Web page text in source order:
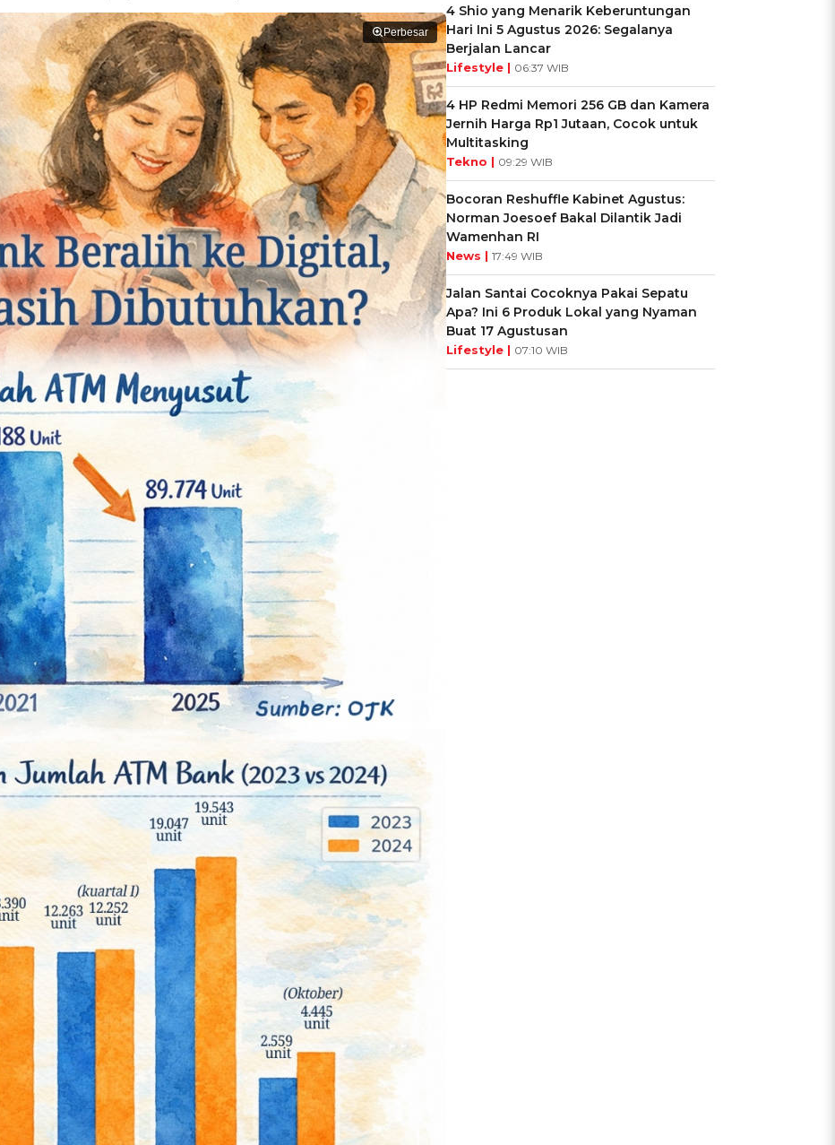
Perbesar
4 Shio yang Menarik Keberuntungan
Hari Ini 5 Agustus 2026: Segalanya
Berjalan Lancar
Lifestyle | 06:37 WIB
4 HP Redmi Memori 256 GB dan Kamera
Jernih Harga Rp1 Jutaan, Cocok untuk
Multitasking
Tekno | 09:29 WIB
Bocoran Reshuffle Kabinet Agustus:
Norman Joesoef Bakal Dilantik Jadi
Wamenhan RI
News | 17:49 WIB
Jalan Santai Cocoknya Pakai Sepatu
Apa? Ini 6 Produk Lokal yang Nyaman
Buat 17 Agustusan
Lifestyle | 07:10 WIB